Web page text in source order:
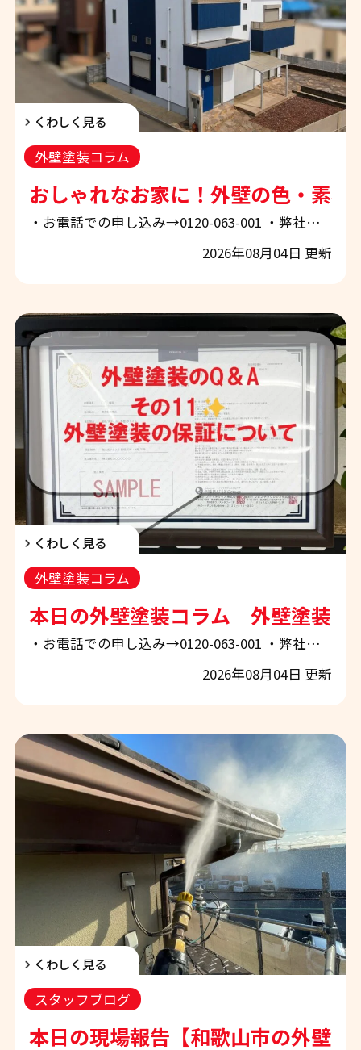
くわしく見る
おしゃれなお家に！外壁の色・素
・お電話での申し込み→0120-063-001 ・弊社ホームページから申し込み→「お問合せ・お見積もり」 ぜひお気軽にご相談下さい！ 和歌山市・紀の川市・岩出市・海南市で外壁塗装や屋根塗装をご検討中の皆様、こんにちは。 地域密着の外壁塗装・屋根塗装専門店、エースペイントです。 外壁塗装は、建物を紫外線や雨風から守るだけでなく、お住まいの印象を大きく変えられる外壁リフォームでもあります。 しかし、色見本を見て気に入った色を選ぶだけでは、 「想像していた色より明るく見える」 「屋根やサッシと色が合わなかった」 「汚れが予想以上に目立つ」 「ツートンカラーの境目が不自然になった」 といった失敗に
2026年08月04日 更新
外壁塗装コラム
くわしく見る
本日の外壁塗装コラム 外壁塗装の
・お電話での申し込み→0120-063-001 ・弊社ホームページから申し込み→「お問合せ・お見積もり」 ぜひお気軽にご相談下さい！ 和歌山市・紀の川市・岩出市・海南市の皆様、こんにちは！ 地域密着の外壁塗装・屋根塗装専門店 エースペイントです。 「外壁の色あせが気になる…」 「そろそろ外壁塗装や屋根塗装を考えたいけれど、何から始めればいいの？」 「塗装工事の費用相場や、信頼できる塗装会社の選び方が分からない…」 このようなお悩みをお持ちの方は、ぜひ地域密着の外壁塗装・屋根塗装専門店 エースペイント にご相談ください。 エースペイントでは、和歌山市・紀の川市・岩出市・海南市を中
2026年08月04日 更新
外壁塗装コラム
くわしく見る
本日の現場報告【和歌山市の外壁
スタッフブログ